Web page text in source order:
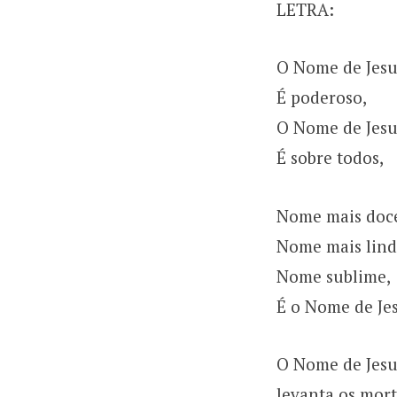
LETRA:
O Nome de
É poderoso,
O Nome de
É sobre todos,
Nome mais
Nome mais
Nome sublime,
É o Nome de
O Nome de